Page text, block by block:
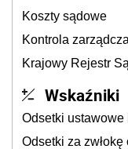
Koszty sądowe
Kontrola zarządcza
Krajowy Rejestr
Wskaźniki
Odsetki
Odsetki za